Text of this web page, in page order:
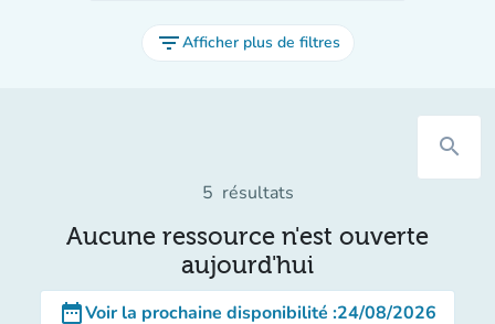
filter_listAfficher plus de filtres
search
5 résultats
Aucune ressource n'est ouverte
aujourd'hui
date_rangeVoir la prochaine disponibilité :24/08/2026